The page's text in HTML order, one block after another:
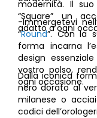
modernità. Il suo
“Square” un
adatto a ogni
-Immergetevi
“Round”. Con la
forma incarna
design
vostro polso,
ogni occasione.
Dalla iconica
nero dorato al
milanese o
codici